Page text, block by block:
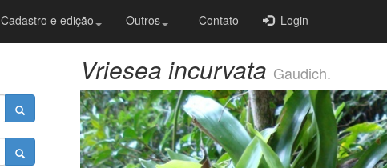
Cadastro e edição Outros Contato Login
Vriesea incurvata Gaudich.